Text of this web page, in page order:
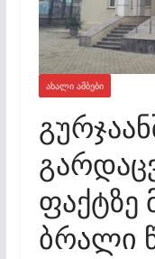
ᲐᲮᲐᲚᲘ ᲐᲛᲑᲔᲑᲘ
ფაქტზე
ბრალი